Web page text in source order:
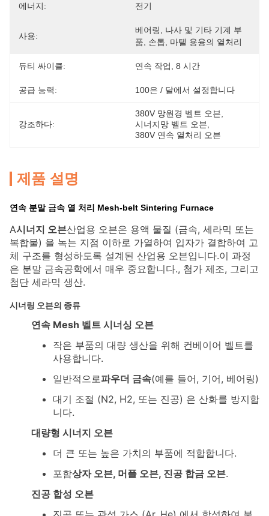
에너지: 전기
사용:
베어링, 나사 및 기타 기계 부
품, 손톱, 마텔 용융의 열처리
듀티 싸이클: 연속 작업, 8 시간
공급 능력: 100은 / 달에서 설정합니다
강조하다:
380V 망원경 벨트 오븐
시너지망 벨트 오븐
380V 연속 열처리 오븐
제품 설명
연속 분말 금속 열 처리 Mesh-belt Sintering Furnace
A시너지 오븐산업용 오븐은 용액 물질 (금속, 세라믹 또는
복합물) 을 녹는 지점 이하로 가열하여 입자가 결합하여 고
체 구조를 형성하도록 설계된 산업용 오븐입니다.이 과정
은 분말 금속공학에서 매우 중요합니다., 첨가 제조, 그리고
첨단 세라믹 생산.
시너링 오븐의 종류
연속 Mesh 벨트 시너싱 오븐
작은 부품의 대량 생산을 위해 컨베이어 벨트를
사용합니다.
일반적으로파우더 금속(예를 들어, 기어, 베어링)
대기 조절 (N2, H2, 또는 진공) 은 산화를 방지합
니다.
대량형 시너지 오븐
더 큰 또는 높은 가치의 부품에 적합합니다.
포함상자 오븐, 머플 오븐, 진공 합금 오븐.
진공 합성 오븐